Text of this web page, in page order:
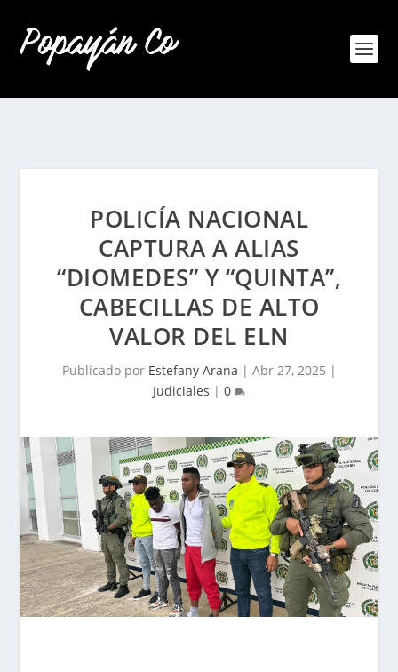
POLICÍA NACIONAL
CAPTURA A ALIAS
“DIOMEDES” Y “QUINTA”,
CABECILLAS DE ALTO
VALOR DEL ELN
Publicado por Estefany Arana | Abr 27, 2025 |
Judiciales | 0